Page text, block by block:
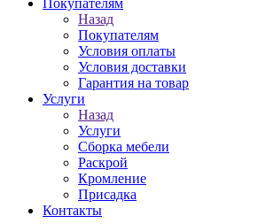
Покупателям
Назад
Покупателям
Условия оплаты
Условия доставки
Гарантия на товар
Услуги
Назад
Услуги
Сборка мебели
Раскрой
Кромление
Присадка
Контакты